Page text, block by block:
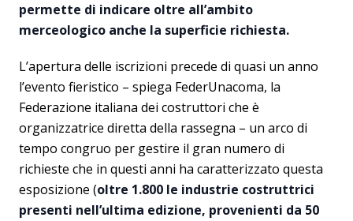
permette di indicare oltre all’ambito
merceologico anche la superficie richiesta.
L’apertura delle iscrizioni precede di quasi un anno
l’evento fieristico – spiega FederUnacoma, la
Federazione italiana dei costruttori che è
organizzatrice diretta della rassegna – un arco di
tempo congruo per gestire il gran numero di
richieste che in questi anni ha caratterizzato questa
esposizione (oltre 1.800 le industrie costruttrici
presenti nell’ultima edizione, provenienti da 50